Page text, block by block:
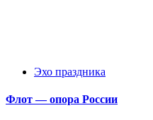
Эхо праздника
Флот — опора России